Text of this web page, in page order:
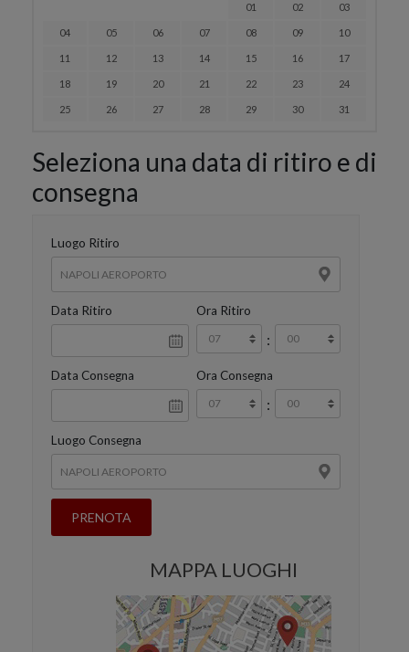
01 02 03
04 05 06 07 08 09 10
11 12 13 14 15 16 17
18 19 20 21 22 23 24
25 26 27 28 29 30 31
Seleziona una data di ritiro e di
consegna
Luogo Ritiro
Data Ritiro Ora Ritiro
:
Data Consegna Ora Consegna
:
Luogo Consegna
MAPPA LUOGHI